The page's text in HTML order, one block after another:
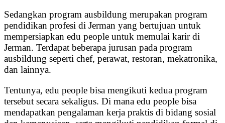
Sedangkan program ausbildung merupakan program
pendidikan profesi di Jerman yang bertujuan untuk
mempersiapkan edu people untuk memulai karir di
Jerman. Terdapat beberapa jurusan pada program
ausbildung seperti chef, perawat, restoran, mekatronika,
dan lainnya.
Tentunya, edu people bisa mengikuti kedua program
tersebut secara sekaligus. Di mana edu people bisa
mendapatkan pengalaman kerja praktis di bidang sosial